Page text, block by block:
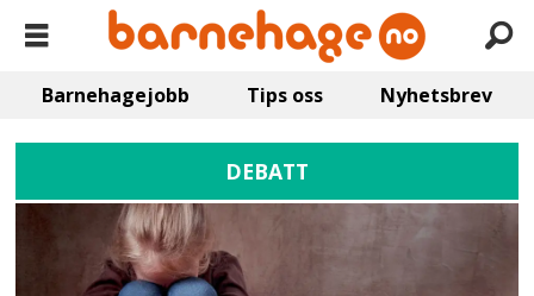
Barnehagejobb Tips oss Nyhetsbrev
DEBATT